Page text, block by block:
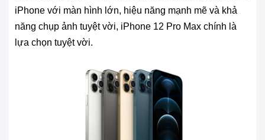
iPhone với màn hình lớn, hiệu năng mạnh mẽ và khả
năng chụp ảnh tuyệt vời, iPhone 12 Pro Max chính là
lựa chọn tuyệt vời.